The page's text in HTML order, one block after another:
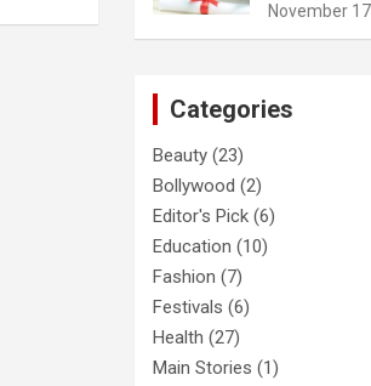
November
Categories
Beauty (23)
Bollywood (2)
Editor's Pick (6)
Education (10)
Fashion (7)
Festivals (6)
Health (27)
Main Stories (1)